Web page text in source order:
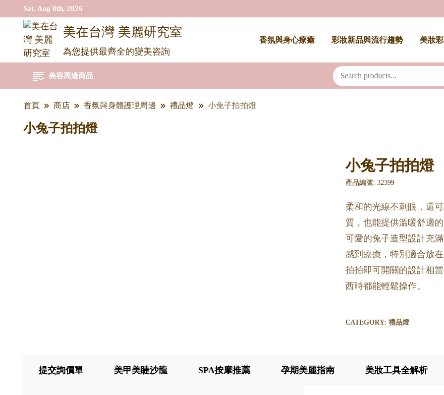
Sat. Aug 8th, 2026
美在台灣 美麗研究室
為您提供最齊全的變美咨詢
香氛與身心療癒 彩妝新品與流行趨勢 美妝
美容周邊商品
首頁 商店 香氛與身體護理周邊 禮品燈 小兔子拍拍燈
小兔子拍拍燈
小兔子拍拍燈
產品編號: 32399
柔和的光線不刺眼，還
質，也能提供溫暖舒適的
可愛的兔子造型設計充
感到療癒，特別適合放在
拍拍即可開關的設計相
西時都能輕鬆操作。
CATEGORY: 禮品燈
提交詢價單 美甲美睫沙龍 SPA按摩推薦 孕期美麗指南 美妝工具全解析